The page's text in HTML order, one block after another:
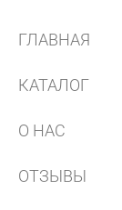
ГЛАВНАЯ
КАТАЛОГ
О НАС
ОТЗЫВЫ